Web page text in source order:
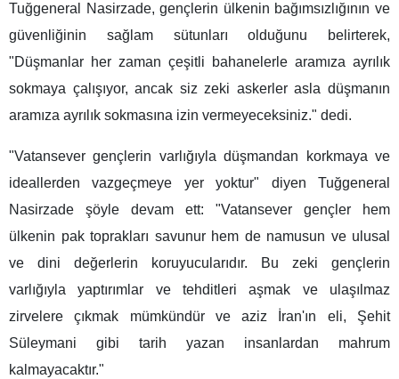
Tuğgeneral Nasirzade, gençlerin ülkenin bağımsızlığının ve
güvenliğinin sağlam sütunları olduğunu belirterek,
"Düşmanlar her zaman çeşitli bahanelerle aramıza ayrılık
sokmaya çalışıyor, ancak siz zeki askerler asla düşmanın
aramıza ayrılık sokmasına izin vermeyeceksiniz." dedi.
"Vatansever gençlerin varlığıyla düşmandan korkmaya ve
ideallerden vazgeçmeye yer yoktur" diyen Tuğgeneral
Nasirzade şöyle devam ett: "Vatansever gençler hem
ülkenin pak toprakları savunur hem de namusun ve ulusal
ve dini değerlerin koruyucularıdır. Bu zeki gençlerin
varlığıyla yaptırımlar ve tehditleri aşmak ve ulaşılmaz
zirvelere çıkmak mümkündür ve aziz İran'ın eli, Şehit
Süleymani gibi tarih yazan insanlardan mahrum
kalmayacaktır."